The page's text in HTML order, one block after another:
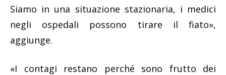
Siamo in una situazione stazionaria, i medici
negli ospedali possono tirare il fiato»,
aggiunge.
«I contagi restano perché sono frutto dei